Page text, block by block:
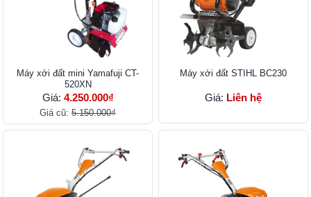
Máy xới đất mini Yamafuji CT-
520XN
Giá: 4.250.000₫
Giá cũ: 5.150.000₫
Máy xới đất STIHL BC230
Giá: Liên hệ